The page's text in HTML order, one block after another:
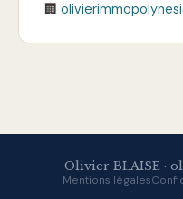
🏢
Olivier BLAISE ·
Mentions légales